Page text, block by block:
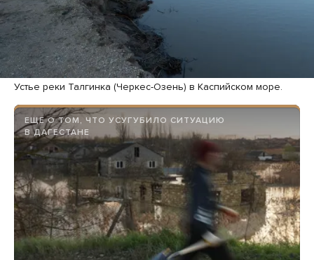
Устье реки Талгинка (Черкес-Озень) в Каспийском море.
ЕЩЕ О ТОМ, ЧТО УСУГУБИЛО СИТУАЦИЮ
В ДАГЕСТАНЕ